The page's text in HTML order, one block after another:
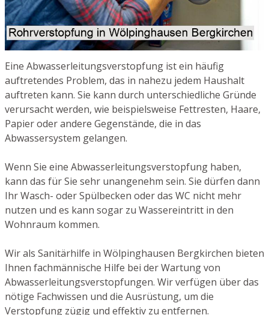
Eine Abwasserleitungsverstopfung ist ein häufig
auftretendes Problem, das in nahezu jedem Haushalt
auftreten kann. Sie kann durch unterschiedliche Gründe
verursacht werden, wie beispielsweise Fettresten, Haare,
Papier oder andere Gegenstände, die in das
Abwassersystem gelangen.
Wenn Sie eine Abwasserleitungsverstopfung haben,
kann das für Sie sehr unangenehm sein. Sie dürfen dann
Ihr Wasch- oder Spülbecken oder das WC nicht mehr
nutzen und es kann sogar zu Wassereintritt in den
Wohnraum kommen.
Wir als Sanitärhilfe in Wölpinghausen Bergkirchen bieten
Ihnen fachmännische Hilfe bei der Wartung von
Abwasserleitungsverstopfungen. Wir verfügen über das
nötige Fachwissen und die Ausrüstung, um die
Verstopfung zügig und effektiv zu entfernen.